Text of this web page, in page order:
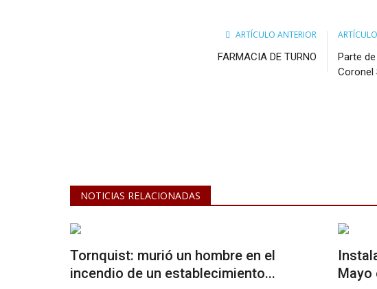
ARTÍCULO ANTERIOR
FARMACIA DE TURNO
Parte
Coronel
NOTICIAS RELACIONADAS
Tornquist: murió un hombre en el
incendio de un establecimiento...
Mayo